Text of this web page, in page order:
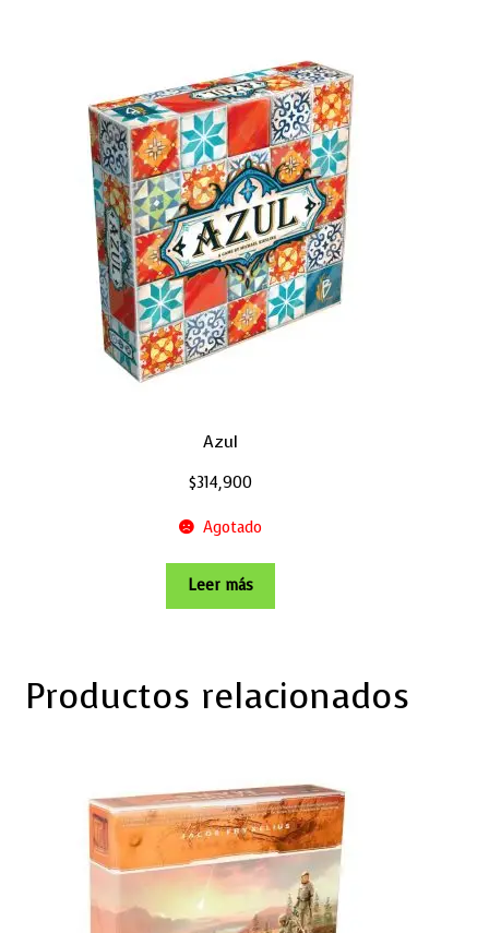
Azul
$314,900
Agotado
Leer más
Productos relacionados